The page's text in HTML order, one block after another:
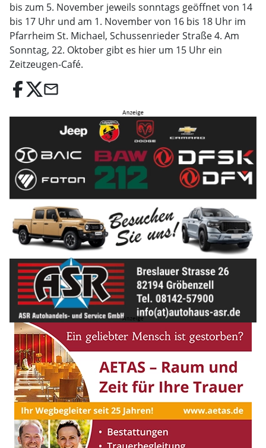
bis zum 5. November jeweils sonntags geöffnet von 14
bis 17 Uhr und am 1. November von 16 bis 18 Uhr im
Pfarrheim St. Michael, Schussenrieder Straße 4. Am
Sonntag, 22. Oktober gibt es hier um 15 Uhr ein
Zeitzeugen-Café.
email